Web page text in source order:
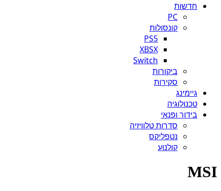
חדשות
PC
קונסולות
PS5
XBSX
Switch
ביקורות
סקירות
גיימינג
טכנולוגיה
בידור ופנאי
סדרות טלוויזיה
נטפליקס
קולנוע
MSI